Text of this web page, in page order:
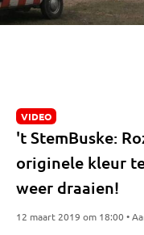
VIDEO
't StemBuske:
originele kleur
weer draaien!
12 maart 2019 om 18:00 •